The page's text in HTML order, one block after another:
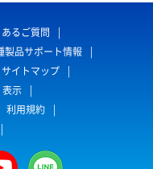
るご質問
製品サポート情報
サイトマップ
示
利用規約